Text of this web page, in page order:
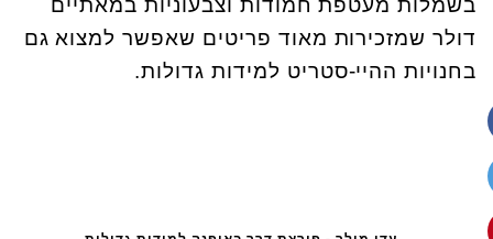
בשמלות מעטפת חמודות וצבעוניות במאתיים
דולר שמזכירות מאוד פריטים שאפשר למצוא גם
בחנויות ההיי-סטריט למידות גדולות.